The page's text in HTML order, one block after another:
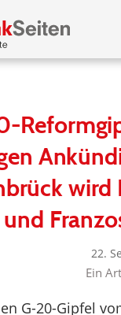
22.
Ein
G-20-Gipfel